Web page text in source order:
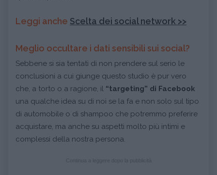
Leggi anche Scelta dei social network >>
Meglio occultare i dati sensibili sui social?
Sebbene si sia tentati di non prendere sul serio le
conclusioni a cui giunge questo studio è pur vero
che, a torto o a ragione, il “targeting” di Facebook
una qualche idea su di noi se la fa e non solo sul tipo
di automobile o di shampoo che potremmo preferire
acquistare, ma anche su aspetti molto più intimi e
complessi della nostra persona.